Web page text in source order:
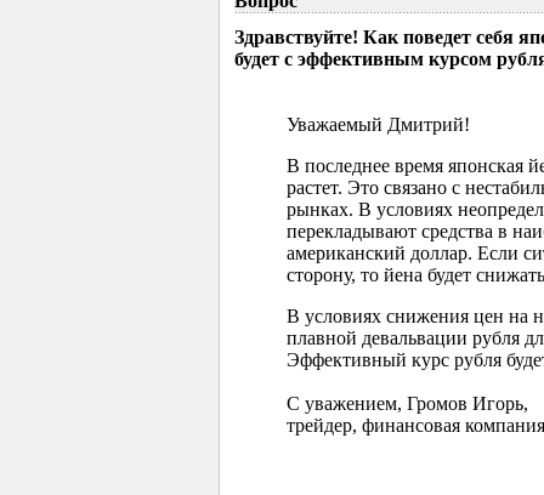
Здравствуйте! Как поведет себя
будет с эффективным курсом
Уважаемый Дмитрий!
В последнее время
растет. Это связано с
рынках. В условиях
перекладывают средства в
американский доллар. Если
сторону, то йена будет
В условиях снижения цен на
плавной девальвации рубля
Эффективный курс рубля
С уважением, Громов Игорь,
трейдер, финансовая